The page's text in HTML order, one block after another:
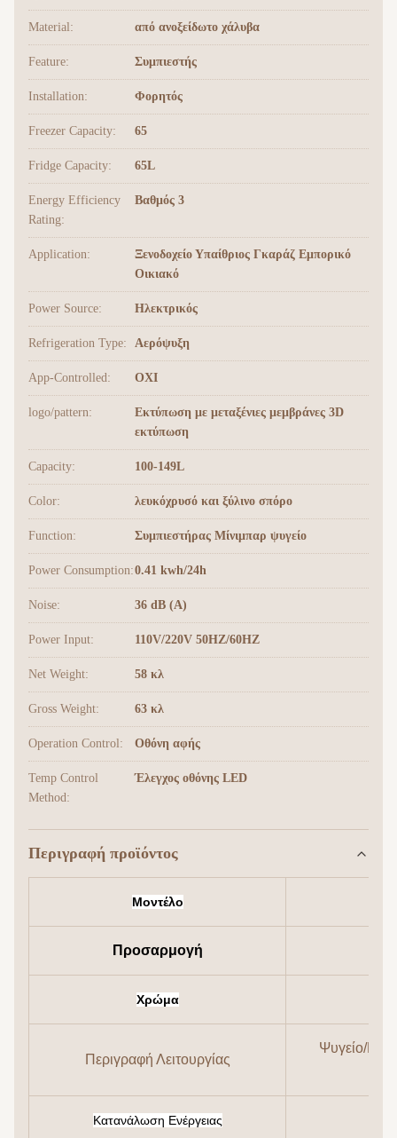
Material: από ανοξείδωτο χάλυβα
Feature: Συμπιεστής
Installation: Φορητός
Freezer Capacity: 65
Fridge Capacity: 65L
Energy Efficiency
Rating:
Βαθμός 3
Application:
Ξενοδοχείο Υπαίθριος Γκαράζ Εμπορικό
Οικιακό
Power Source: Ηλεκτρικός
Refrigeration Type: Αερόψυξη
App-Controlled: ΟΧΙ
logo/pattern:
Εκτύπωση με μεταξένιες μεμβράνες 3D
εκτύπωση
Capacity: 100-149L
Color: λευκόχρυσό και ξύλινο σπόρο
Function: Συμπιεστήρας Μίνιμπαρ ψυγείο
Power Consumption:0.41 kwh/24h
Noise: 36 dB (A)
Power Input: 110V/220V 50HZ/60HZ
Net Weight: 58 κλ
Gross Weight: 63 κλ
Operation Control: Οθόνη αφής
Temp Control
Method:
Έλεγχος οθόνης LED
Περιγραφή προϊόντος
Μοντέλο
Προσαρμογή
Χρώμα
Περιγραφή Λειτουργίας
Ψυγείο/
Κατανάλωση Ενέργειας